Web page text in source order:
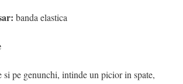
banda elastica
si pe genunchi, intinde un picior in spate,